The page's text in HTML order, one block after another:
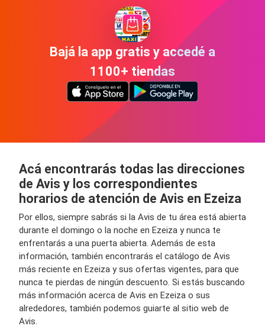
Bajá la app gratis y accedé a
1100+ tiendas
Acá encontrarás todas las direcciones
de Avis y los correspondientes
horarios de atención de Avis en Ezeiza
Por ellos, siempre sabrás si la Avis de tu área está abierta
durante el domingo o la noche en Ezeiza y nunca te
enfrentarás a una puerta abierta. Además de esta
información, también encontrarás el catálogo de Avis
más reciente en Ezeiza y sus ofertas vigentes, para que
nunca te pierdas de ningún descuento. Si estás buscando
más información acerca de Avis en Ezeiza o sus
alrededores, también podemos guiarte al sitio web de
Avis.